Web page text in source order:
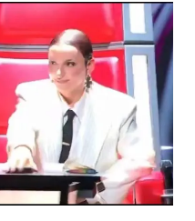
Cucina e Ricette
Consigli di Cucina